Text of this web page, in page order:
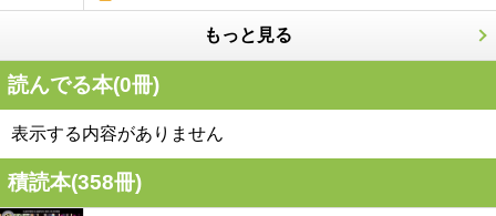
もっと見る
読んでる本(0冊)
表示する内容がありません
積読本(358冊)